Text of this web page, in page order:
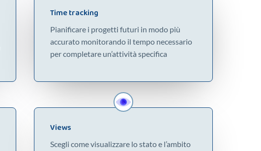
Time tracking​
Pianificare i progetti futuri in modo più
accurato monitorando il tempo necessario
per completare un’attività specifica
Views
Scegli come visualizzare lo stato e l’ambito